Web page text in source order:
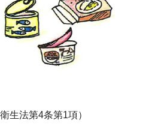
生法第4条第1項）